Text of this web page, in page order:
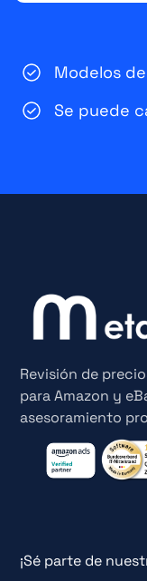
Modelos
Se puede
Revisión de
para Amazon y
asesoramiento
¡Sé parte de